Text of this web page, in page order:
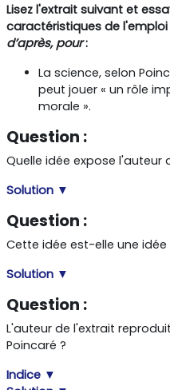
Lisez l'extrait suivant et
caractéristiques de
d’après, pour:
La science, selon
peut jouer « un rôle
morale ».
Question :
Quelle idée expose l'auteur
Solution ▼
Question :
Cette idée est-elle une
Solution ▼
Question :
L'auteur de l'extrait
Poincaré ?
Indice ▼